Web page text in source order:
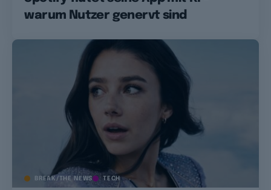
warum Nutzer genervt sind
BREAK/THE NEWS TECH